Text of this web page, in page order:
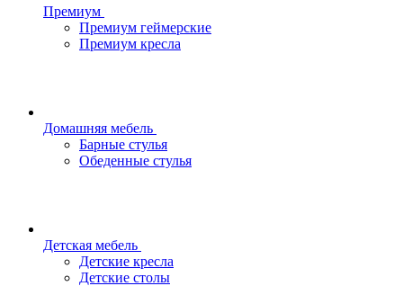
Премиум
Премиум геймерские
Премиум кресла
Домашняя мебель
Барные стулья
Обеденные стулья
Детская мебель
Детские кресла
Детские столы